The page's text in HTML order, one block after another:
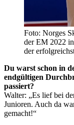
Foto: Norges
der EM 2022
der
Du warst schon in
endgültigen
passiert?
Walter: „Es lief bei
Junioren. Auch da
gemacht!“